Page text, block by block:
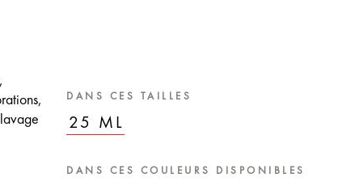
DANS CES TAILLES
25 ML
DANS CES COULEURS DISPONIBLES